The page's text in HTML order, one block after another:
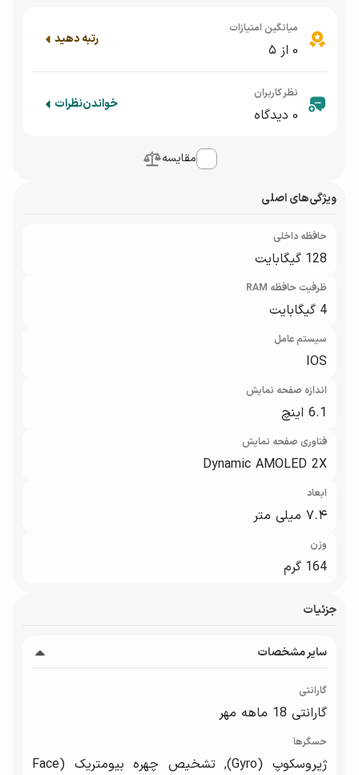
میانگین امتیازات
0 از ۵
رتبه دهید
نظر کاربران
0 دیدگاه
خواندننظرات
مقایسه
ویژگی‌های اصلی
حافظه داخلی
128 گیگابایت
ظرفیت حافظه RAM
4 گیگابایت
سیستم عامل
IOS
اندازه صفحه نمایش
6.1 اینچ
فناوری صفحه‌ نمایش
Dynamic AMOLED 2X
ابعاد
۷.۴ میلی متر
وزن
164 گرم
جزئیات
سایر مشخصات
گارانتی
گارانتی 18 ماهه مهر
حسگرها
ژیروسکوپ (Gyro), تشخیص چهره بیومتریک (Face